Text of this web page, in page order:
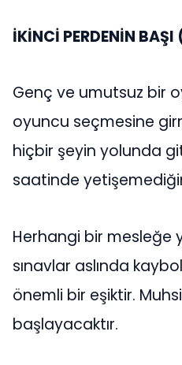
İKİNCİ PERDENİN
Genç ve umutsuz bir
oyuncu seçmesine
hiçbir şeyin yolunda
saatinde
Herhangi bir mesleğe
sınavlar aslında
önemli bir eşiktir.
başlayacaktır.